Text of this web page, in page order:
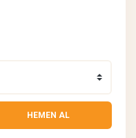
HEMEN AL